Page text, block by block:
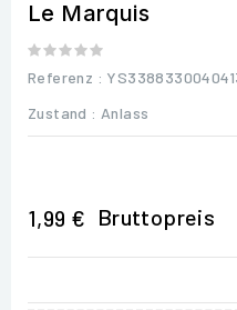
Le Marquis
Referenz :
Zustand : Anlass
1,99 € Bruttopreis